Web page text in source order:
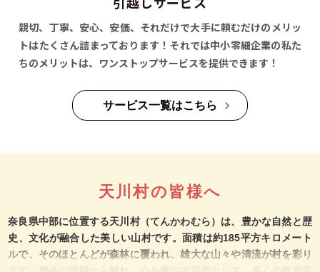
親切、丁寧、安心、安価、それだけで大手に頼むだけのメリッ
トはたくさん詰まっております！それでは中小零細企業の私た
ちのメリットは、ワンストップサービスを提供できます！
サービス一覧はこちら
天川村の皆様へ
奈良県中部に位置する天川村（てんかわむら）は、豊かな自然と歴
史、文化が融合した美しい山村です。面積は約185平方キロメート
ルで、そのほとんどが森林に覆われ、雄大な山々や清流が村を彩り